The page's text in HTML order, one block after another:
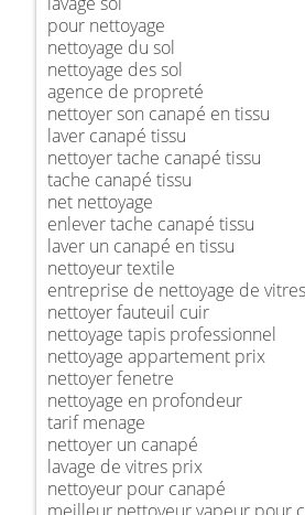
pour nettoyage
nettoyage du sol
nettoyage des sol
agence de propreté
nettoyer son canapé en tissu
laver canapé tissu
nettoyer tache canapé tissu
tache canapé tissu
net nettoyage
enlever tache canapé tissu
laver un canapé en tissu
nettoyeur textile
entreprise de nettoyage de
nettoyer fauteuil cuir
nettoyage tapis professionnel
nettoyage appartement prix
nettoyer fenetre
nettoyage en profondeur
tarif menage
nettoyer un canapé
lavage de vitres prix
nettoyeur pour canapé
meilleur nettoyeur vapeur pour